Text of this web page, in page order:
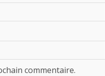
commentaire.